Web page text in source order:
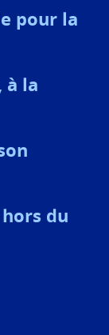
pour la
à la
du